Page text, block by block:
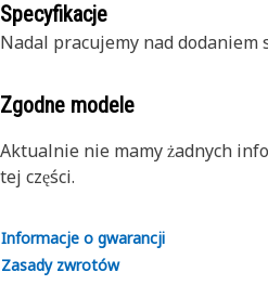
Specyfikacje
Nadal pracujemy nad dodaniem
Zgodne modele
Aktualnie nie mamy żadnych
tej części.
Informacje o gwarancji
Zasady zwrotów